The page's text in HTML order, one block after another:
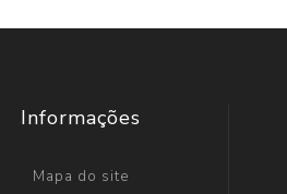
Informações
Mapa do site